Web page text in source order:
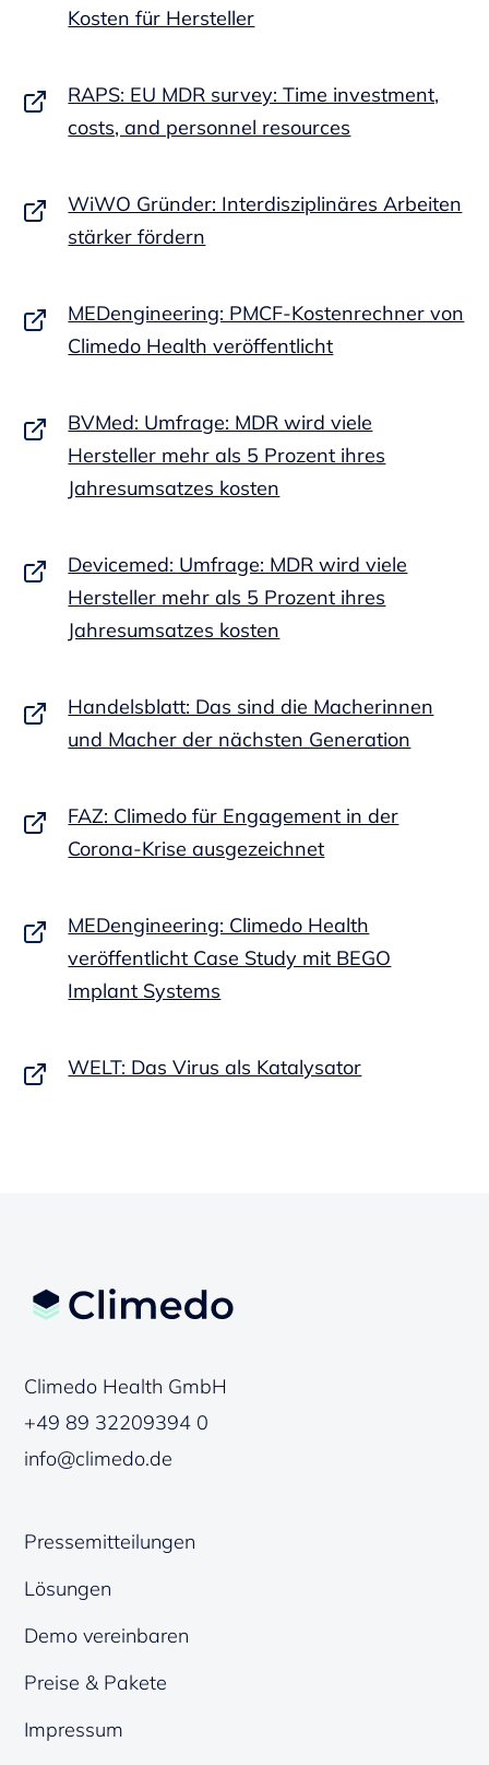
Kosten für Hersteller
RAPS: EU MDR survey: Time investment,
costs, and personnel resources
WiWO Gründer: Interdisziplinäres Arbeiten
stärker fördern
MEDengineering: PMCF-Kostenrechner von
Climedo Health veröffentlicht
BVMed: Umfrage: MDR wird viele
Hersteller mehr als 5 Prozent ihres
Jahresumsatzes kosten
Devicemed: Umfrage: MDR wird viele
Hersteller mehr als 5 Prozent ihres
Jahresumsatzes kosten
Handelsblatt: Das sind die Macherinnen
und Macher der nächsten Generation
FAZ: Climedo für Engagement in der
Corona-Krise ausgezeichnet
MEDengineering: Climedo Health
veröffentlicht Case Study mit BEGO
Implant Systems
WELT: Das Virus als Katalysator
Climedo Health GmbH
+49 89 32209394 0
info@climedo.de
Pressemitteilungen
Lösungen
Demo vereinbaren
Preise & Pakete
Impressum